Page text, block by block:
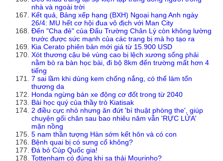
nhà và ngoài trời
Kết quả, Bảng xếp hạng (BXH) Ngoại hạng Anh ngày
26/4: MU hết cơ hội đua vô địch với Man City
Đến "Cha đẻ" của Đấu Trường Chân Lý còn không lường
trước được sức mạnh của các trang bị mà họ tạo ra
Kia Cerato phiên bản mới giá từ 15.900 USD
Xót thương cậu bé vùng cao bị lệch xương sống phải
nằm bò ra bàn học bài, đi bộ 8km đến trường mất hơn 4
tiếng
7 sai lầm khi dùng kem chống nắng, có thể làm tổn
thương da
Honda ngừng bán xe động cơ đốt trong từ 2040
Bài học quý của thầy trò Kiatisak
2 điều cực nhỏ nhưng ăn đứt 'bí thuật phòng the', giúp
chuyện gối chăn sau bao nhiêu năm vẫn 'RỰC LỬA'
mặn nồng
5 nam thần tượng Hàn sớm kết hôn và có con
Bệnh quai bị có sưng cổ không?
Đá bỏ Cúp Quốc gia!
Tottenham có đúng khi sa thải Mourinho?